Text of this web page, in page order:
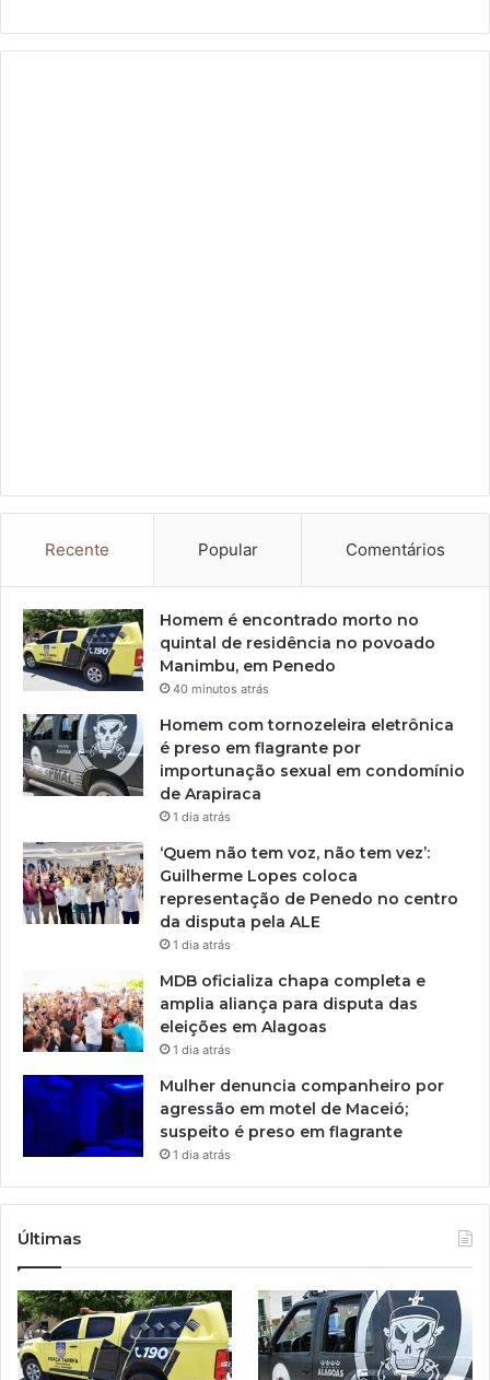
Recente Popular Comentários
Homem é encontrado morto no
quintal de residência no povoado
Manimbu, em Penedo
40 minutos atrás
Homem com tornozeleira eletrônica
é preso em flagrante por
importunação sexual em condomínio
de Arapiraca
1 dia atrás
‘Quem não tem voz, não tem vez’:
Guilherme Lopes coloca
representação de Penedo no centro
da disputa pela ALE
1 dia atrás
MDB oficializa chapa completa e
amplia aliança para disputa das
eleições em Alagoas
1 dia atrás
Mulher denuncia companheiro por
agressão em motel de Maceió;
suspeito é preso em flagrante
1 dia atrás
Últimas